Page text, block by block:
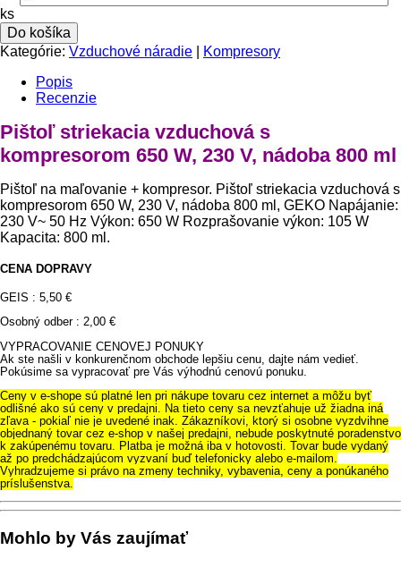
ks
Do košíka
Kategórie: Vzduchové náradie
Kompresory
Popis
Recenzie
Pištoľ striekacia vzduchová s
kompresorom 650 W, 230 V, nádoba 800 ml
Pištoľ na maľovanie + kompresor. Pištoľ striekacia vzduchová s
kompresorom 650 W, 230 V, nádoba 800 ml, GEKO Napájanie:
230 V~ 50 Hz Výkon: 650 W Rozprašovanie výkon: 105 W
Kapacita: 800 ml.
CENA DOPRAVY
GEIS : 5,50 €
Osobný odber : 2,00 €
VYPRACOVANIE CENOVEJ PONUKY
Ak ste našli v konkurenčnom obchode lepšiu cenu, dajte nám vedieť.
Pokúsime sa vypracovať pre Vás výhodnú cenovú ponuku.
Ceny v e-shope sú platné len pri nákupe tovaru cez internet a môžu byť
odlišné ako sú ceny v predajni. Na tieto ceny sa nevzťahuje už žiadna iná
zľava - pokiaľ nie je uvedené inak. Zákazníkovi, ktorý si osobne vyzdvihne
objednaný tovar cez e-shop v našej predajni, nebude poskytnuté poradenstvo
k zakúpenému tovaru. Platba je možná iba v hotovosti. Tovar bude vydaný
až po predchádzajúcom vyzvaní buď telefonicky alebo e-mailom.
Vyhradzujeme si právo na zmeny techniky, vybavenia, ceny a ponúkaného
príslušenstva.
Mohlo by Vás zaujímať